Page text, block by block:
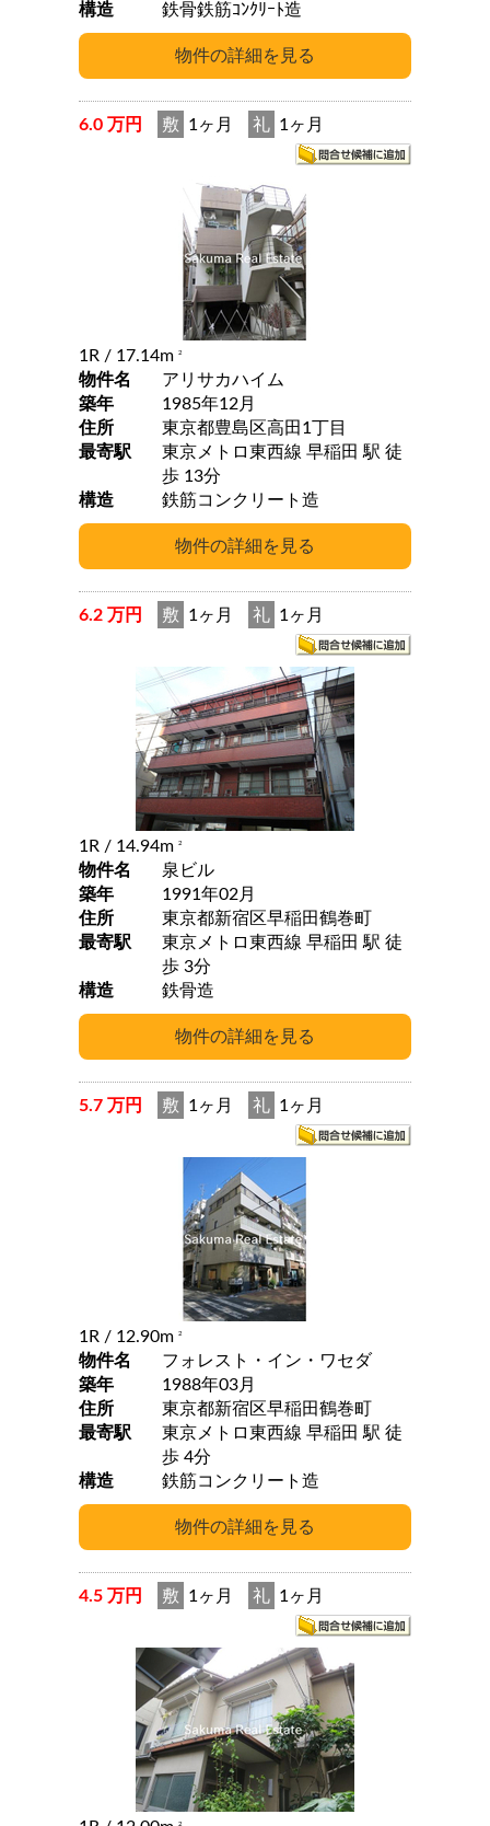
構造
鉄骨鉄筋ｺﾝｸﾘｰﾄ造
6.0 万円 敷 1ヶ月 礼 1ヶ月
1R / 17.14m 2
物件名
アリサカハイム
築年
1985年12月
住所
東京都豊島区高田1丁目
最寄駅
東京メトロ東西線 早稲田 駅 徒
歩 13分
構造
鉄筋コンクリート造
6.2 万円 敷 1ヶ月 礼 1ヶ月
1R / 14.94m 2
物件名
泉ビル
築年
1991年02月
住所
東京都新宿区早稲田鶴巻町
最寄駅
東京メトロ東西線 早稲田 駅 徒
歩 3分
構造
鉄骨造
5.7 万円 敷 1ヶ月 礼 1ヶ月
1R / 12.90m 2
物件名
フォレスト・イン・ワセダ
築年
1988年03月
住所
東京都新宿区早稲田鶴巻町
最寄駅
東京メトロ東西線 早稲田 駅 徒
歩 4分
構造
鉄筋コンクリート造
4.5 万円 敷 1ヶ月 礼 1ヶ月
2